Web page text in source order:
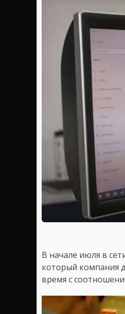
В начале июля в
который компания
время с